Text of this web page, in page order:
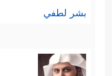
بشر لطفي